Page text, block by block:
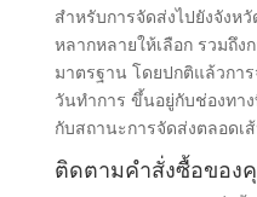
สำหรับการจัดส่งไปยังจังห
หลากหลายให้เลือก รวมถึง
มาตรฐาน โดยปกติแล้วการ
วันทำการ ขึ้นอยู่กับช่องทา
กับสถานะการจัดส่งตลอดเ
ติดตามคำสั่งซื้อของ